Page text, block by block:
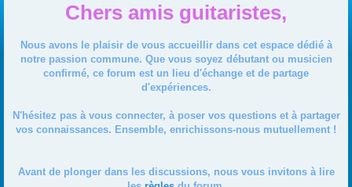
Chers amis guitaristes,
Nous avons le plaisir de vous accueillir dans cet espace dédié à
notre passion commune. Que vous soyez débutant ou musicien
confirmé, ce forum est un lieu d'échange et de partage
d'expériences.
N'hésitez pas à vous connecter, à poser vos questions et à partager
vos connaissances. Ensemble, enrichissons-nous mutuellement !
Avant de plonger dans les discussions, nous vous invitons à lire